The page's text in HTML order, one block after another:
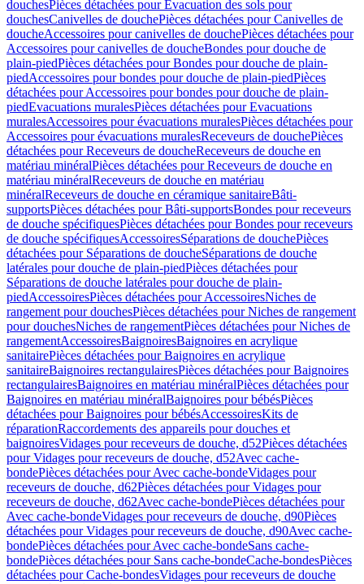
douchesPièces détachées pour Évacuation des sols pour
douchesCanivelles de douchePièces détachées pour Canivelles de
doucheAccessoires pour canivelles de douchePièces détachées pour
Accessoires pour canivelles de doucheBondes pour douche de
plain-piedPièces détachées pour Bondes pour douche de plain-
piedAccessoires pour bondes pour douche de plain-piedPièces
détachées pour Accessoires pour bondes pour douche de plain-
piedEvacuations muralesPièces détachées pour Evacuations
muralesAccessoires pour évacuations muralesPièces détachées pour
Accessoires pour évacuations muralesReceveurs de douchePièces
détachées pour Receveurs de doucheReceveurs de douche en
matériau minéralPièces détachées pour Receveurs de douche en
matériau minéralReceveurs de douche en matériau
minéralReceveurs de douche en céramique sanitaireBâti-
supportsPièces détachées pour Bâti-supportsBondes pour receveurs
de douche spécifiquesPièces détachées pour Bondes pour receveurs
de douche spécifiquesAccessoiresSéparations de douchePièces
détachées pour Séparations de doucheSéparations de douche
latérales pour douche de plain-piedPièces détachées pour
Séparations de douche latérales pour douche de plain-
piedAccessoiresPièces détachées pour AccessoiresNiches de
rangement pour douchesPièces détachées pour Niches de rangement
pour douchesNiches de rangementPièces détachées pour Niches de
rangementAccessoiresBaignoiresBaignoires en acrylique
sanitairePièces détachées pour Baignoires en acrylique
sanitaireBaignoires rectangulairesPièces détachées pour Baignoires
rectangulairesBaignoires en matériau minéralPièces détachées pour
Baignoires en matériau minéralBaignoires pour bébésPièces
détachées pour Baignoires pour bébésAccessoiresKits de
réparationRaccordements des appareils pour douches et
baignoiresVidages pour receveurs de douche, d52Pièces détachées
pour Vidages pour receveurs de douche, d52Avec cache-
bondePièces détachées pour Avec cache-bondeVidages pour
receveurs de douche, d62Pièces détachées pour Vidages pour
receveurs de douche, d62Avec cache-bondePièces détachées pour
Avec cache-bondeVidages pour receveurs de douche, d90Pièces
détachées pour Vidages pour receveurs de douche, d90Avec cache-
bondePièces détachées pour Avec cache-bondeSans cache-
bondePièces détachées pour Sans cache-bondeCache-bondesPièces
détachées pour Cache-bondesVidages pour receveurs de douche